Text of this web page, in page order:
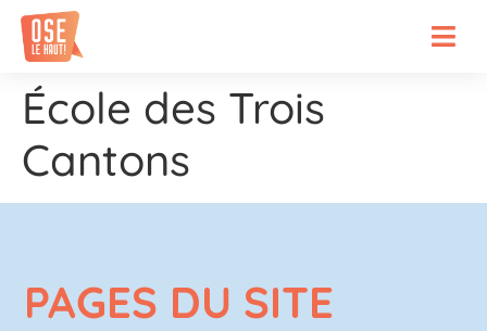
École des Trois
Cantons
PAGES DU SITE